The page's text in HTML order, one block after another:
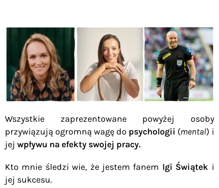
Wszystkie zaprezentowane powyżej osoby
przywiązują ogromną wagę do psychologii (mental) i
jej wpływu na efekty swojej pracy.
Kto mnie śledzi wie, że jestem fanem Igi Świątek i
jej sukcesu.